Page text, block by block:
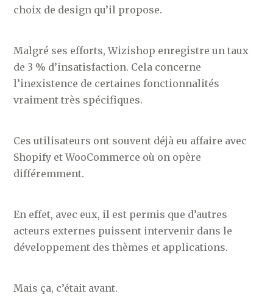
choix de design qu’il propose.
Malgré ses efforts, Wizishop enregistre un taux
de 3 % d’insatisfaction. Cela concerne
l’inexistence de certaines fonctionnalités
vraiment très spécifiques.
Ces utilisateurs ont souvent déjà eu affaire avec
Shopify et WooCommerce où on opère
différemment.
En effet, avec eux, il est permis que d’autres
acteurs externes puissent intervenir dans le
développement des thèmes et applications.
Mais ça, c’était avant.